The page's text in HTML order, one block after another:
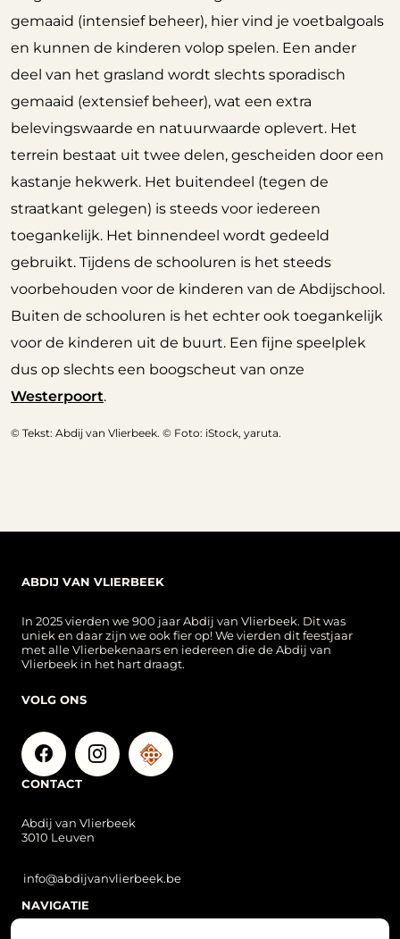
gemaaid (intensief beheer), hier vind je voetbalgoals
en kunnen de kinderen volop spelen. Een ander
deel van het grasland wordt slechts sporadisch
gemaaid (extensief beheer), wat een extra
belevingswaarde en natuurwaarde oplevert. Het
terrein bestaat uit twee delen, gescheiden door een
kastanje hekwerk. Het buitendeel (tegen de
straatkant gelegen) is steeds voor iedereen
toegankelijk. Het binnendeel wordt gedeeld
gebruikt. Tijdens de schooluren is het steeds
voorbehouden voor de kinderen van de Abdijschool.
Buiten de schooluren is het echter ook toegankelijk
voor de kinderen uit de buurt. Een fijne speelplek
dus op slechts een boogscheut van onze
Westerpoort.
© Tekst: Abdij van Vlierbeek. © Foto: iStock, yaruta.
ABDIJ VAN VLIERBEEK
In 2025 vierden we 900 jaar Abdij van Vlierbeek. Dit was
uniek en daar zijn we ook fier op! We vierden dit feestjaar
met alle Vlierbekenaars en iedereen die de Abdij van
Vlierbeek in het hart draagt.
VOLG ONS
CONTACT
Abdij van Vlierbeek
3010 Leuven
info@abdijvanvlierbeek.be
NAVIGATIE